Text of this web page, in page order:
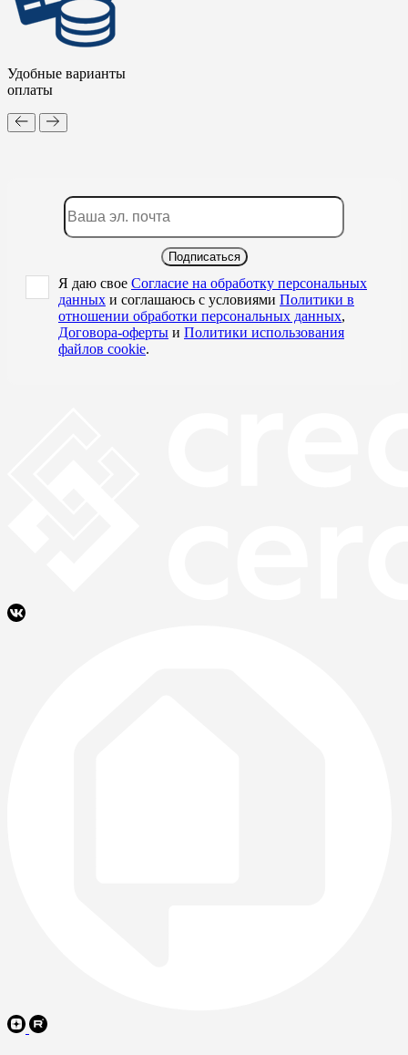
Удобные варианты
оплаты
Подписаться
Я даю свое Согласие на обработку персональных
данных и соглашаюсь с условиями Политики в
отношении обработки персональных данных,
Договора-оферты и Политики использования
файлов cookie.